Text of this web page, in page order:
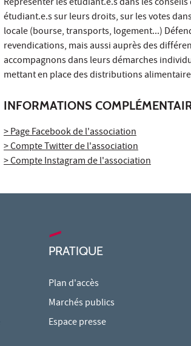
Représenter les étudiant.e.s dans les
étudiant.e.s sur leurs droits, sur les votes
locale (bourse, transports, logement...)
revendications, mais aussi auprès des
accompagnons dans leurs démarches
mettant en place des distributions
INFORMATIONS
> Page Facebook de l'association
> Compte Twitter de l'association
> Compte Instagram de l'association
PRATIQUE
Plan d'accès
Marchés publics
Espace presse